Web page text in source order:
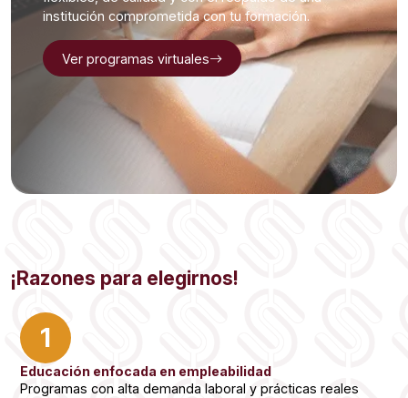
institución comprometida con tu formación.
Ver programas virtuales
¡Razones para elegirnos!
1
Educación enfocada en empleabilidad
Programas con alta demanda laboral y prácticas reales